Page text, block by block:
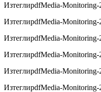
ИзтеглиpdfMedia-Monitoring-
ИзтеглиpdfMedia-Monitoring-
ИзтеглиpdfMedia-Monitoring-
ИзтеглиpdfMedia-Monitoring-
ИзтеглиpdfMedia-Monitoring-
ИзтеглиpdfMedia-Monitoring-